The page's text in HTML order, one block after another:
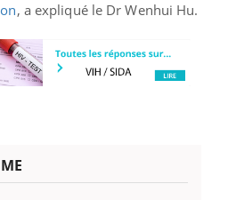
, a expliqué le Dr Wenhui Hu.